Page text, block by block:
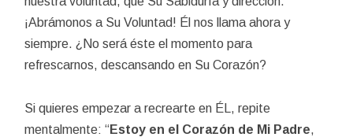
¡Abrámonos a Su Voluntad! Él nos llama ahora y
siempre. ¿No será éste el momento para
refrescarnos, descansando en Su Corazón?
Si quieres empezar a recrearte en ÉL, repite
mentalmente: “Estoy en el Corazón de Mi Padre,